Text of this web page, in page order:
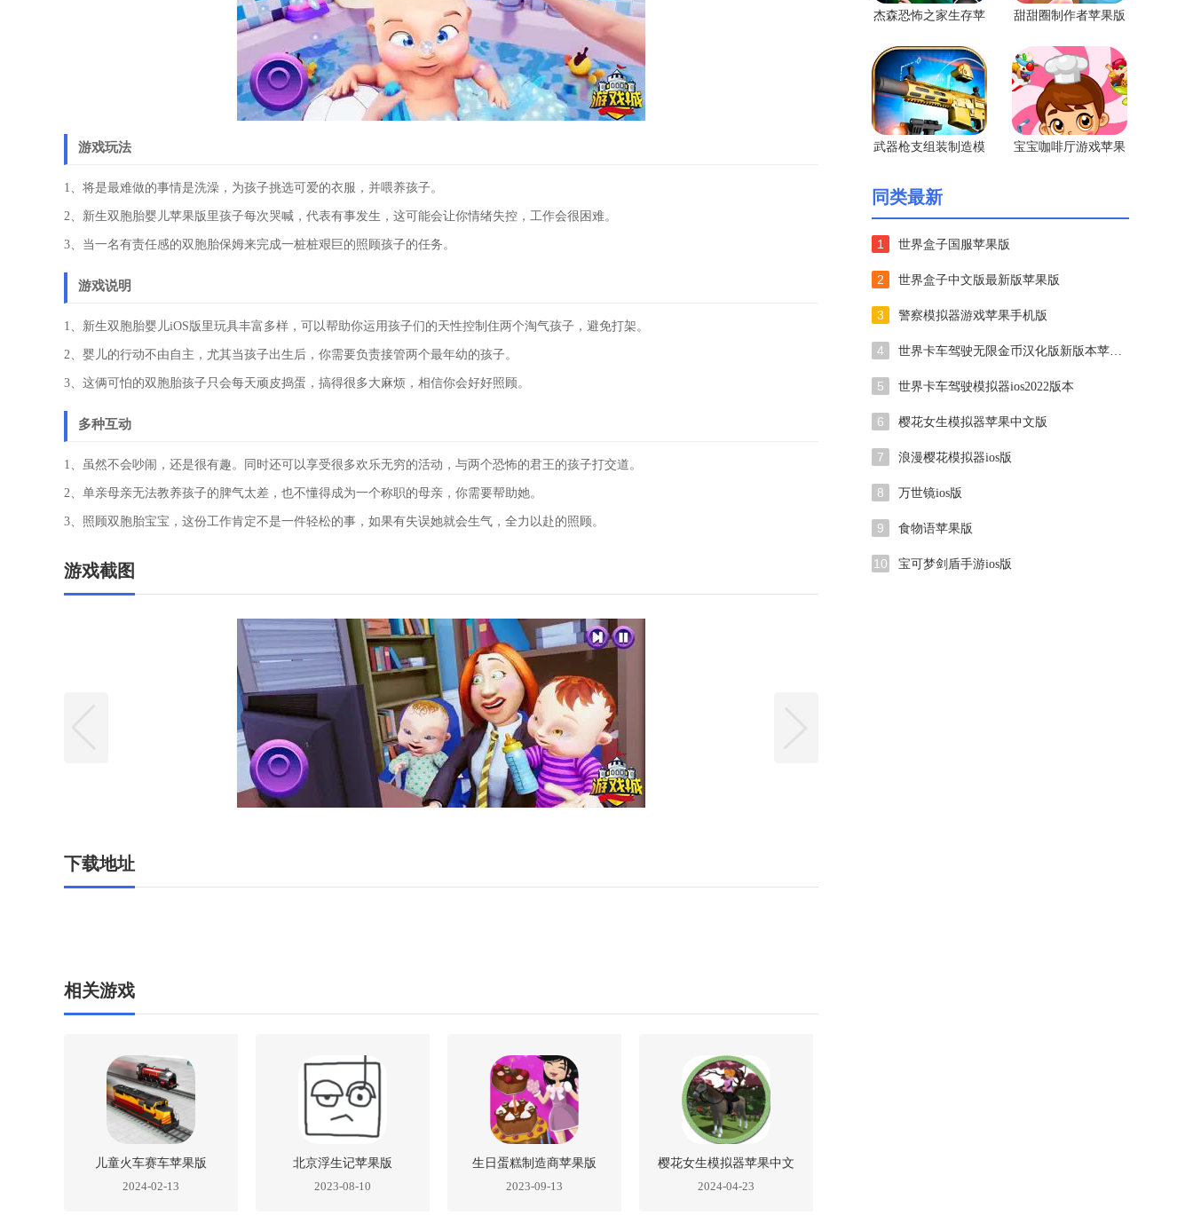
游戏玩法
1、将是最难做的事情是洗澡，为孩子挑选可爱的衣服，并喂养孩子。
2、新生双胞胎婴儿苹果版里孩子每次哭喊，代表有事发生，这可能会让你情绪失控，工作会很困难。
3、当一名有责任感的双胞胎保姆来完成一桩桩艰巨的照顾孩子的任务。
游戏说明
1、新生双胞胎婴儿iOS版里玩具丰富多样，可以帮助你运用孩子们的天性控制住两个淘气孩子，避免打架。
2、婴儿的行动不由自主，尤其当孩子出生后，你需要负责接管两个最年幼的孩子。
3、这俩可怕的双胞胎孩子只会每天顽皮捣蛋，搞得很多大麻烦，相信你会好好照顾。
多种互动
1、虽然不会吵闹，还是很有趣。同时还可以享受很多欢乐无穷的活动，与两个恐怖的君王的孩子打交道。
2、单亲母亲无法教养孩子的脾气太差，也不懂得成为一个称职的母亲，你需要帮助她。
3、照顾双胞胎宝宝，这份工作肯定不是一件轻松的事，如果有失误她就会生气，全力以赴的照顾。
游戏截图
下载地址
相关游戏
儿童火车赛车苹果版
2024-02-13
北京浮生记苹果版
2023-08-10
生日蛋糕制造商苹果版
2023-09-13
樱花女生模拟器苹果中文
版
2024-04-23
杰森恐怖之家生存苹
甜甜圈制作者苹果版
武器枪支组装制造模
宝宝咖啡厅游戏苹果
同类最新
1 世界盒子国服苹果版
2 世界盒子中文版最新版苹果版
3 警察模拟器游戏苹果手机版
4 世界卡车驾驶无限金币汉化版新版本苹果版
5 世界卡车驾驶模拟器ios2022版本
6 樱花女生模拟器苹果中文版
7 浪漫樱花模拟器ios版
8 万世镜ios版
9 食物语苹果版
10 宝可梦剑盾手游ios版